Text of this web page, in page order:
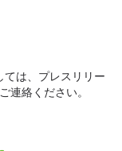
は、プレスリリー
連絡ください。